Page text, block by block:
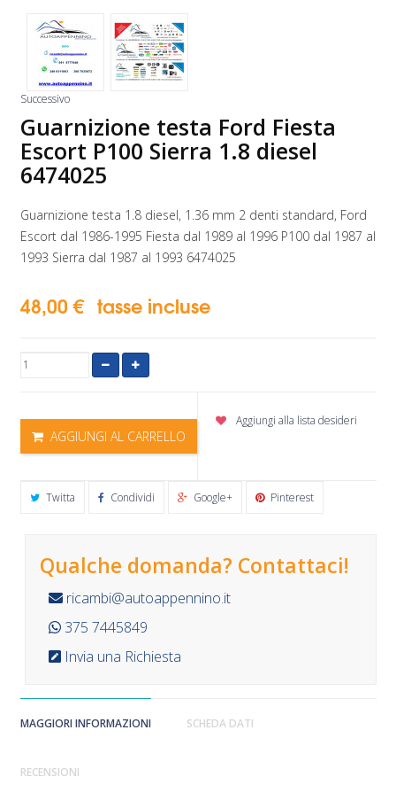
Successivo
Guarnizione testa Ford Fiesta
Escort P100 Sierra 1.8 diesel
6474025
Guarnizione testa 1.8 diesel, 1.36 mm 2 denti standard, Ford
Escort dal 1986-1995 Fiesta dal 1989 al 1996 P100 dal 1987 al
1993 Sierra dal 1987 al 1993 6474025
48,00 € tasse incluse
AGGIUNGI AL CARRELLO
Aggiungi alla lista desideri
Twitta Condividi Google+ Pinterest
Qualche domanda? Contattaci!
ricambi@autoappennino.it
375 7445849
Invia una Richiesta
MAGGIORI INFORMAZIONI SCHEDA DATI
RECENSIONI